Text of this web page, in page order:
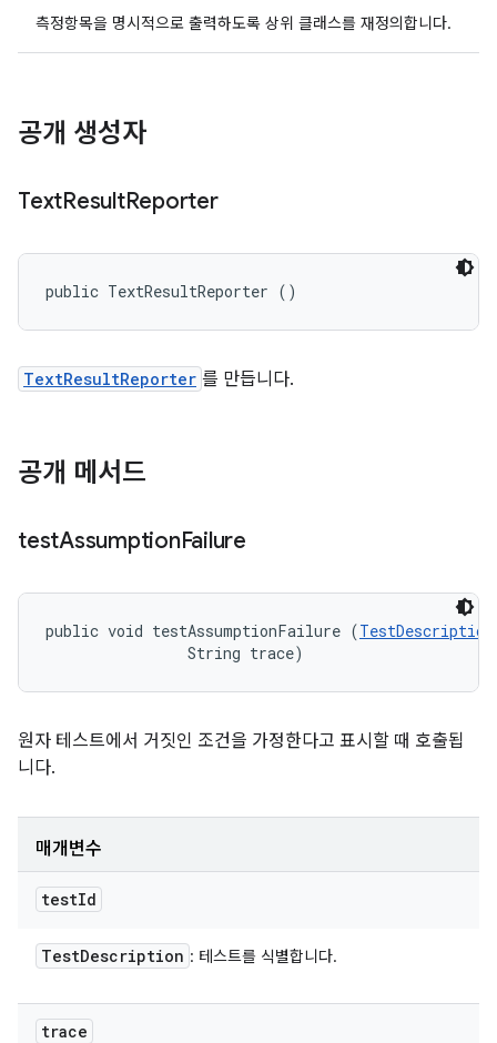
측정항목을 명시적으로 출력하도록 상위 클래스를 재정의합니다.
공개 생성자
TextResultReporter
public TextResultReporter ()
TextResultReporter 를 만듭니다.
공개 메서드
testAssumptionFailure
public void testAssumptionFailure (TestDescription
                String trace)
원자 테스트에서 거짓인 조건을 가정한다고 표시할 때 호출됩
니다.
매개변수
testId
TestDescription : 테스트를 식별합니다.
trace